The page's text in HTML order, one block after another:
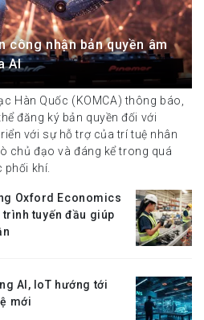
công nhận bản quyền âm
AI
Hàn Quốc (KOMCA) thông báo,
đăng ký bản quyền đối với
với sự hỗ trợ của trí tuệ nhân
chủ đạo và đáng kể trong quá
phối khí.
Oxford Economics
tuyến đầu giúp
AI, IoT hướng tới
mới